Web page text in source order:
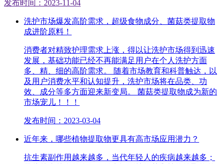
发布时间：2023-11-04
洗护市场爆发高阶需求，超级食物成分、菌菇类提取物
成进阶原料！
消费者对精致护理需求上涨，得以让洗护市场得到迅速
发展，基础功能已经不再能满足用户在个人洗护方面
多、精、细的高阶需求。 随着市场教育和科普触达，以
及用户消费水平和认知提升，洗护市场将在品类、功
效、成分等多方面迎来新变局。 菌菇类提取物成为新的
市场宠儿！！！
发布时间：2023-03-04
近年来，哪些植物提取物更具有高市场应用潜力？
抗生素副作用越来越多，当代年轻人的疾病越来越多；